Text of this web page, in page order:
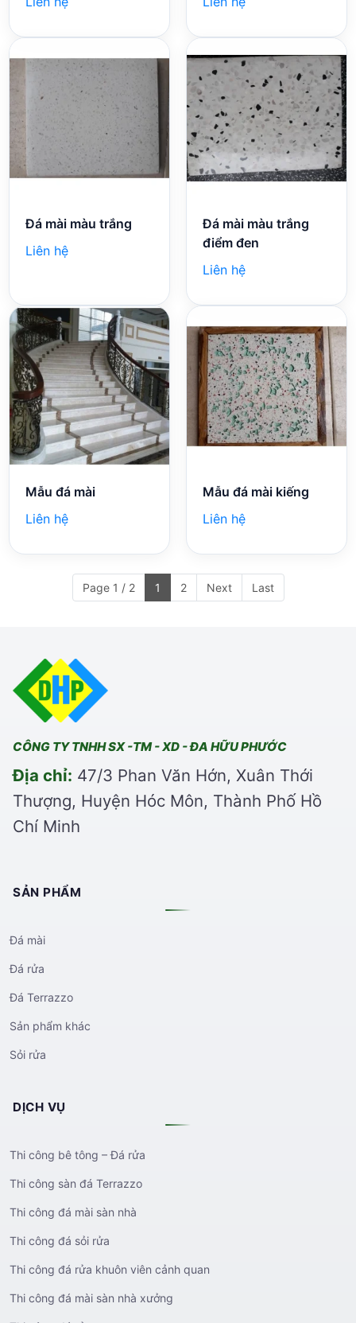
Đá mài màu trắng
Liên hệ
Đá mài màu trắng
điểm đen
Liên hệ
Mẫu đá mài
Liên hệ
Mẫu đá mài kiếng
Liên hệ
Page 1 / 2 1 2 Next Last
CÔNG TY TNHH SX -TM - XD - ĐA HỮU PHƯỚC
Địa chỉ: 47/3 Phan Văn Hớn, Xuân Thới
Thượng, Huyện Hóc Môn, Thành Phố Hồ
Chí Minh
SẢN PHẨM
Đá mài
Đá rửa
Đá Terrazzo
Sản phẩm khác
Sỏi rửa
DỊCH VỤ
Thi công bê tông – Đá rửa
Thi công sàn đá Terrazzo
Thi công đá mài sàn nhà
Thi công đá sỏi rửa
Thi công đá rửa khuôn viên cảnh quan
Thi công đá mài sàn nhà xưởng